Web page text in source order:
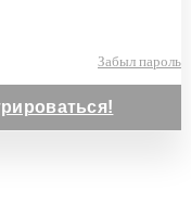
Забыл пароль